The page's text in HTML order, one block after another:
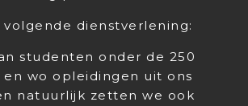
dienstverlening:
studenten onder de 250
en wo opleidingen uit ons
natuurlijk zetten we ook